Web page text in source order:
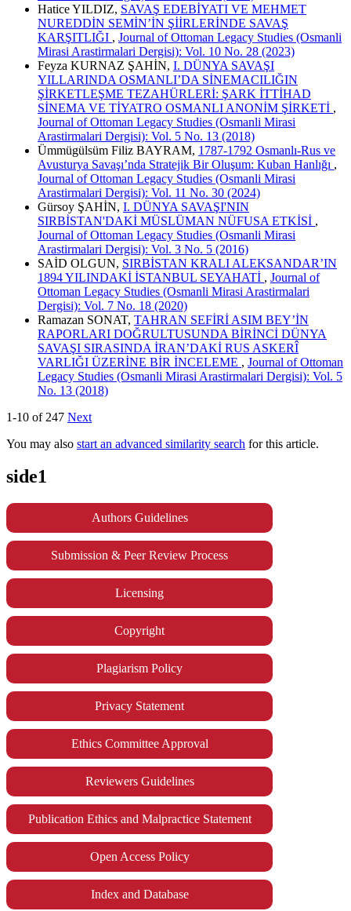
Hatice YILDIZ, SAVAŞ EDEBİYATI VE MEHMET
NUREDDİN SEMİN’İN ŞİİRLERİNDE SAVAŞ
KARŞITLIĞI , Journal of Ottoman Legacy Studies (Osmanli
Mirasi Arastirmalari Dergisi): Vol. 10 No. 28 (2023)
Feyza KURNAZ ŞAHİN, I. DÜNYA SAVAŞI
YILLARINDA OSMANLI’DA SİNEMACILIĞIN
ŞİRKETLEŞME TEZAHÜRLERİ: ŞARK İTTİHAD
SİNEMA VE TİYATRO OSMANLI ANONİM ŞİRKETİ ,
Journal of Ottoman Legacy Studies (Osmanli Mirasi
Arastirmalari Dergisi): Vol. 5 No. 13 (2018)
Ümmügülsüm Filiz BAYRAM, 1787-1792 Osmanlı-Rus ve
Avusturya Savaşı’nda Stratejik Bir Oluşum: Kuban Hanlığı ,
Journal of Ottoman Legacy Studies (Osmanli Mirasi
Arastirmalari Dergisi): Vol. 11 No. 30 (2024)
Gürsoy ŞAHİN, I. DÜNYA SAVAŞI'NIN
SIRBİSTAN'DAKİ MÜSLÜMAN NÜFUSA ETKİSİ ,
Journal of Ottoman Legacy Studies (Osmanli Mirasi
Arastirmalari Dergisi): Vol. 3 No. 5 (2016)
SAİD OLGUN, SIRBİSTAN KRALI ALEKSANDAR’IN
1894 YILINDAKİ İSTANBUL SEYAHATİ , Journal of
Ottoman Legacy Studies (Osmanli Mirasi Arastirmalari
Dergisi): Vol. 7 No. 18 (2020)
Ramazan SONAT, TAHRAN SEFİRİ ASIM BEY’İN
RAPORLARI DOĞRULTUSUNDA BİRİNCİ DÜNYA
SAVAŞI SIRASINDA İRAN’DAKİ RUS ASKERÎ
VARLIĞI ÜZERİNE BİR İNCELEME , Journal of Ottoman
Legacy Studies (Osmanli Mirasi Arastirmalari Dergisi): Vol. 5
No. 13 (2018)
1-10 of 247 Next
You may also start an advanced similarity search for this article.
side1
Authors Guidelines
Submission & Peer Review Process
Licensing
Copyright
Plagiarism Policy
Privacy Statement
Ethics Committee Approval
Reviewers Guidelines
Publication Ethics and Malpractice Statement
Open Access Policy
Index and Database